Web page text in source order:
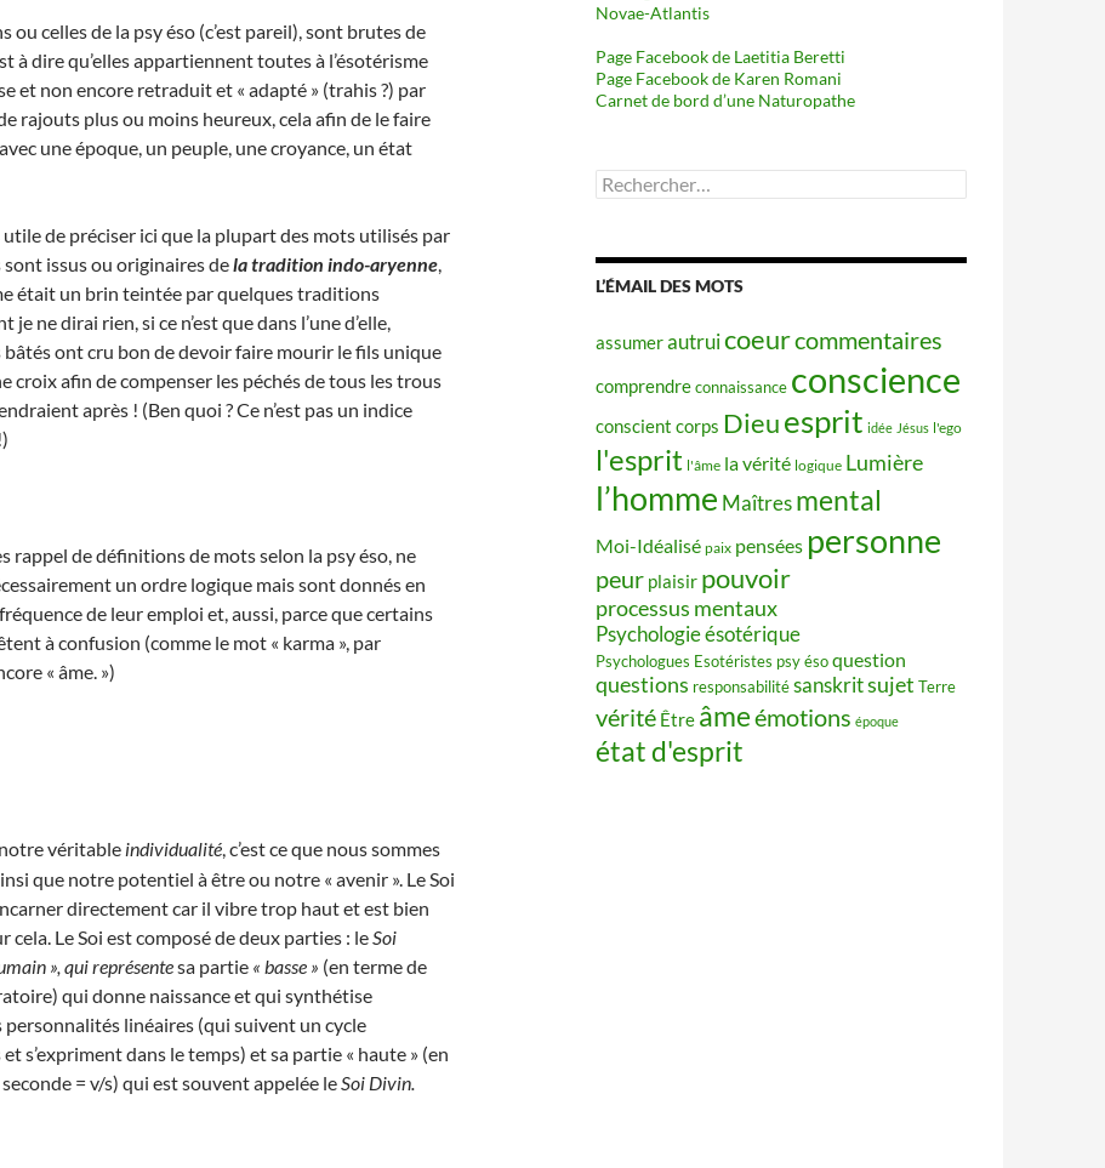
ou celles de la psy éso (c’est pareil), sont brutes de
à dire qu’elles appartiennent toutes à l’ésotérisme
et non encore retraduit et « adapté » (trahis ?) par
rajouts plus ou moins heureux, cela afin de le faire
une époque, un peuple, une croyance, un état
utile de préciser ici que la plupart des mots utilisés par
issus ou originaires dela tradition indo-aryenne,
était un brin teintée par quelques traditions
je ne dirai rien, si ce n’est que dans l’une d’elle,
bâtés ont cru bon de devoir faire mourir le fils unique
croix afin de compenser les péchés de tous les trous
après ! (Ben quoi ? Ce n’est pas un indice
rappel de définitions de mots selon la psy éso, ne
un ordre logique mais sont donnés en
de leur emploi et, aussi, parce que certains
à confusion (comme le mot « karma », par
« âme. »)
notre véritable individualité, c’est ce que nous sommes
que notre potentiel à être ou notre « avenir ». Le Soi
directement car il vibre trop haut et est bien
cela. Le Soi est composé de deux parties : leSoi
», qui représentesa partie « basse » (en terme de
qui donne naissance et qui synthétise
personnalités linéaires (qui suivent un cycle
s’expriment dans le temps) et sa partie « haute » (en
= v/s) qui est souvent appelée leSoi Divin.
Novae-Atlantis
Page Facebook de Laetitia Beretti
Page Facebook de Karen Romani
Carnet de bord d’une Naturopathe
Rechercher :
L’ÉMAIL DES MOTS
assumerautruicoeurcommentaires
comprendreconnaissance conscience
conscient corps Dieuesprit idée Jésus l'ego
l'esprit l'âme la vérité logique Lumière
l’homme Maîtres mental
Moi-Idéalisé paix pensées personne
peur plaisir pouvoir
processus mentaux
Psychologie ésotérique
Psychologues Esotéristes psy ésoquestion
questions responsabilitésanskritsujet Terre
vérité Être âmeémotions époque
état d'esprit